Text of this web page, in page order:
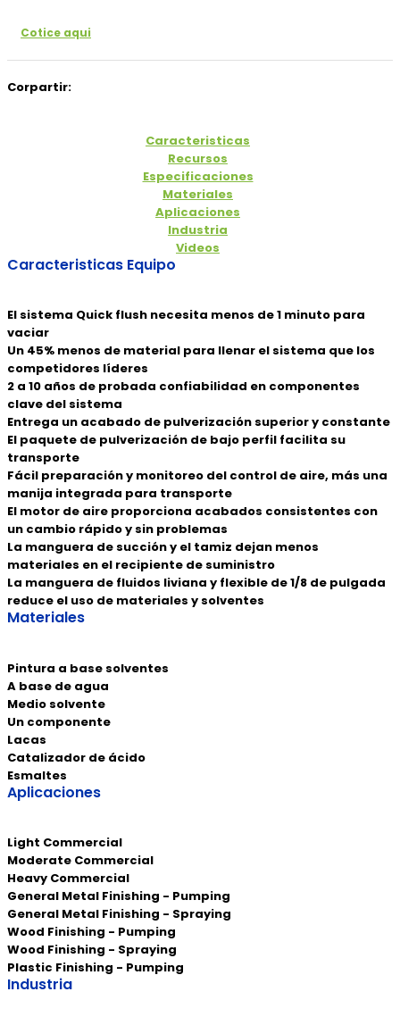
Cotice aqui
Corpartir:
Caracteristicas
Recursos
Especificaciones
Materiales
Aplicaciones
Industria
Videos
Caracteristicas Equipo
El sistema Quick flush necesita menos de 1 minuto para
vaciar
Un 45% menos de material para llenar el sistema que los
competidores líderes
2 a 10 años de probada confiabilidad en componentes
clave del sistema
Entrega un acabado de pulverización superior y constante
El paquete de pulverización de bajo perfil facilita su
transporte
Fácil preparación y monitoreo del control de aire, más una
manija integrada para transporte
El motor de aire proporciona acabados consistentes con
un cambio rápido y sin problemas
La manguera de succión y el tamiz dejan menos
materiales en el recipiente de suministro
La manguera de fluidos liviana y flexible de 1/8 de pulgada
reduce el uso de materiales y solventes
Materiales
Pintura a base solventes
A base de agua
Medio solvente
Un componente
Lacas
Catalizador de ácido
Esmaltes
Aplicaciones
Light Commercial
Moderate Commercial
Heavy Commercial
General Metal Finishing - Pumping
General Metal Finishing - Spraying
Wood Finishing - Pumping
Wood Finishing - Spraying
Plastic Finishing - Pumping
Industria